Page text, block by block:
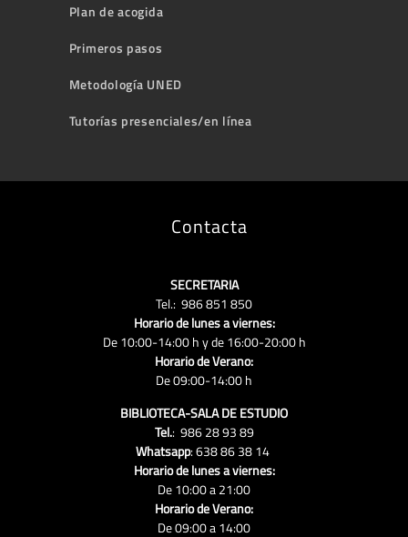
Plan de acogida
Primeros pasos
Metodología UNED
Tutorías presenciales/en línea
Contacta
SECRETARIA
Tel.: 986 851 850
Horario de lunes a viernes:
De 10:00-14:00 h y de 16:00-20:00 h
Horario de Verano:
De 09:00-14:00 h
BIBLIOTECA-SALA DE ESTUDIO
Tel.: 986 28 93 89
Whatsapp: 638 86 38 14
Horario de lunes a viernes:
De 10:00 a 21:00
Horario de Verano:
De 09:00 a 14:00